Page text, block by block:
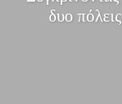
δυο